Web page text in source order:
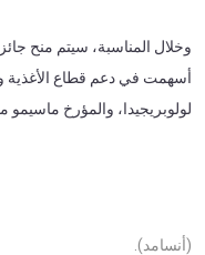
أسهمت في دعم قطاع الأغذية
لولوبريجيدا، والمؤرخ ماسيمو
(أنسامد).